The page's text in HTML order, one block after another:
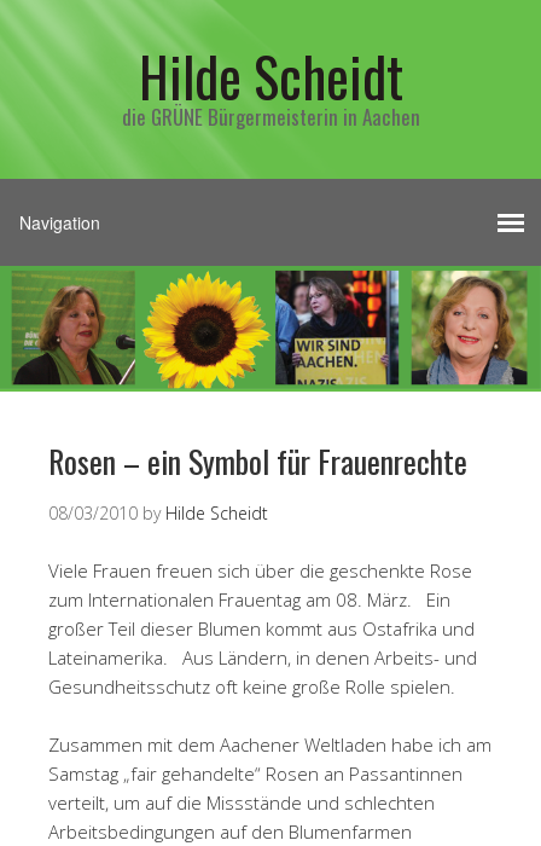
Hilde Scheidt
die GRÜNE Bürgermeisterin in Aachen
Rosen – ein Symbol für Frauenrechte
08/03/2010 by Hilde Scheidt
Viele Frauen freuen sich über die geschenkte Rose
zum Internationalen Frauentag am 08. März. Ein
großer Teil dieser Blumen kommt aus Ostafrika und
Lateinamerika. Aus Ländern, in denen Arbeits- und
Gesundheitsschutz oft keine große Rolle spielen.
Zusammen mit dem Aachener Weltladen habe ich am
Samstag „fair gehandelte“ Rosen an Passantinnen
verteilt, um auf die Missstände und schlechten
Arbeitsbedingungen auf den Blumenfarmen